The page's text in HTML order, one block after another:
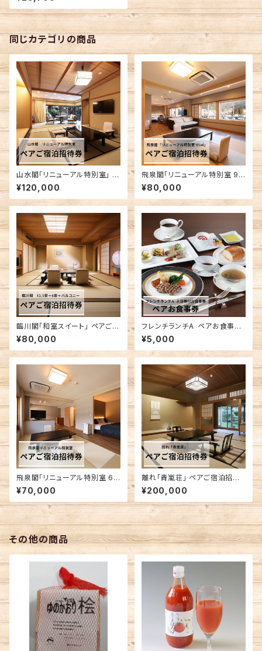
同じカテゴリの商品
山水閣「リニューアル特別室」 ペ
アご宿泊招待券
¥120,000
飛泉閣「リニューアル特別室 91
㎡」 ペアご宿泊招待券
¥80,000
臨川閣「和室スイート」 ペアご宿
泊招待券
¥80,000
フレンチランチA ペアお食事券
入浴券付
¥5,000
飛泉閣「リニューアル特別室 63
㎡」 ペアご宿泊招待券
¥70,000
離れ「青嵐荘」 ペアご宿泊招待
券
¥200,000
その他の商品